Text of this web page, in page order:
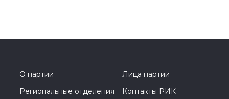
О партии
Лица партии
Региональные отделения
Контакты РИК